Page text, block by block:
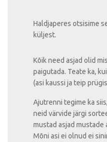
Haldjaperes otsisime
küljest.
Kõik need asjad olid
paigutada. Teate ka,
(asi kaussi ja teip
Ajutrenni tegime ka
neid värvide järgi
mustad asjad mustade
Mõni asi ei olnud ei